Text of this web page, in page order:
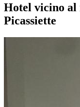
Hotel vicino al
Picassiette